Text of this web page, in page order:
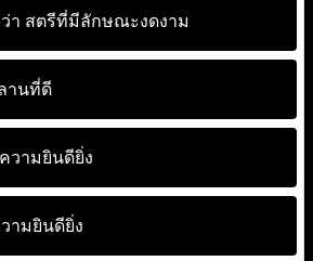
า สตรีที่มีลักษณะงดงาม
านที่ดี
วามยินดียิ่ง
ามยินดียิ่ง